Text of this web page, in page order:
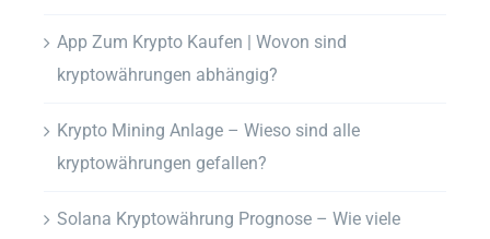
App Zum Krypto Kaufen | Wovon sind
kryptowährungen abhängig?
Krypto Mining Anlage – Wieso sind alle
kryptowährungen gefallen?
Solana Kryptowährung Prognose – Wie viele